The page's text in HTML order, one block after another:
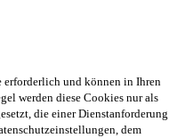
erforderlich und können in Ihren
werden diese Cookies nur als
die einer Dienstanforderung
dem